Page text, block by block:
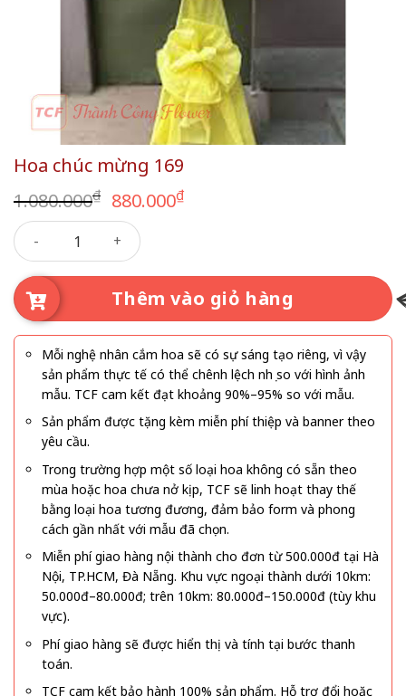
Hoa chúc mừng 169
1.080.000₫ Giá
gốc
là:
1.080.000₫.
880.000₫Giá
880.000₫.
Hoa chúc mừng 169 số lượng
Thêm vào giỏ hàng
Mỗi nghệ nhân cắm hoa sẽ có sự sáng tạo riêng, vì vậy
sản phẩm thực tế có thể chênh lệch nhẹ so với hình ảnh
mẫu. TCF cam kết đạt khoảng 90%–95% so với mẫu.
Sản phẩm được tặng kèm miễn phí thiệp và banner theo
yêu cầu.
Trong trường hợp một số loại hoa không có sẵn theo
mùa hoặc hoa chưa nở kịp, TCF sẽ linh hoạt thay thế
bằng loại hoa tương đương, đảm bảo form và phong
cách gần nhất với mẫu đã chọn.
Miễn phí giao hàng nội thành cho đơn từ 500.000đ tại Hà
Nội, TP.HCM, Đà Nẵng. Khu vực ngoại thành dưới 10km:
50.000đ–80.000đ; trên 10km: 80.000đ–150.000đ (tùy khu
vực).
Phí giao hàng sẽ được hiển thị và tính tại bước thanh
toán.
TCF cam kết bảo hành 100% sản phẩm. Hỗ trợ đổi hoặc